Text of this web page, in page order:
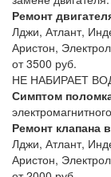
Ремонт
Лджи, Атлант,
Аристон,
от 3500 руб.
НЕ НАБИРАЕТ
Симптом
Ремонт клапана
Лджи, Атлант,
Аристон,